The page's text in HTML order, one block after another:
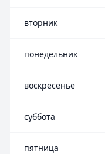
вторник
понедельник
воскресенье
суббота
пятница